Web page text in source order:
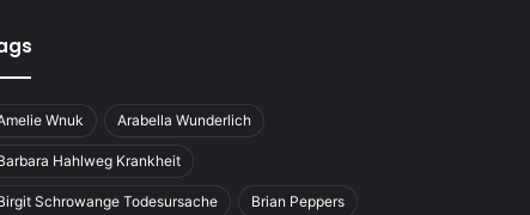
Wnuk Arabella Wunderlich
Hahlweg Krankheit
Schrowange Todesursache Brian Peppers